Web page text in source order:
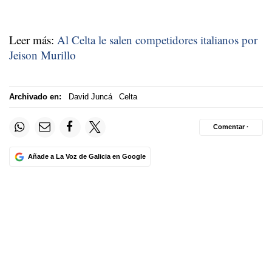
Leer más: Al Celta le salen competidores italianos por
Jeison Murillo
Archivado en: David Juncá Celta
Añade a La Voz de Galicia en Google
Comentar ·